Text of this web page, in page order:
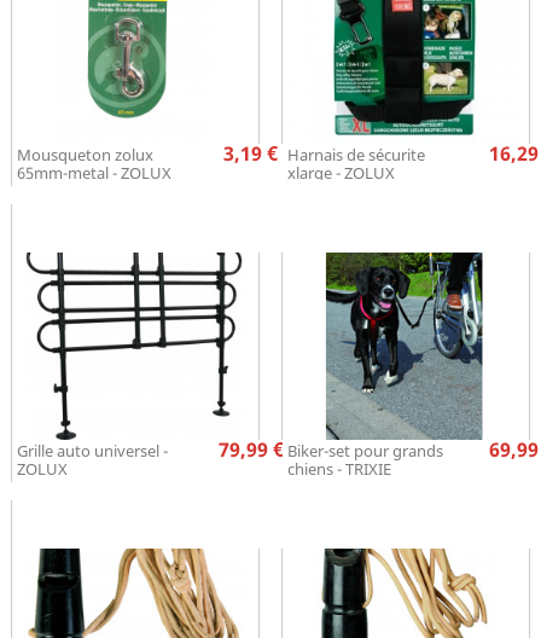
Mousqueton zolux
65mm-metal - ZOLUX
Prix
3,19 € Harnais de sécurite
xlarge - ZOLUX
Grille auto universel -
ZOLUX
Prix
79,99 € Biker-set pour grands
chiens - TRIXIE